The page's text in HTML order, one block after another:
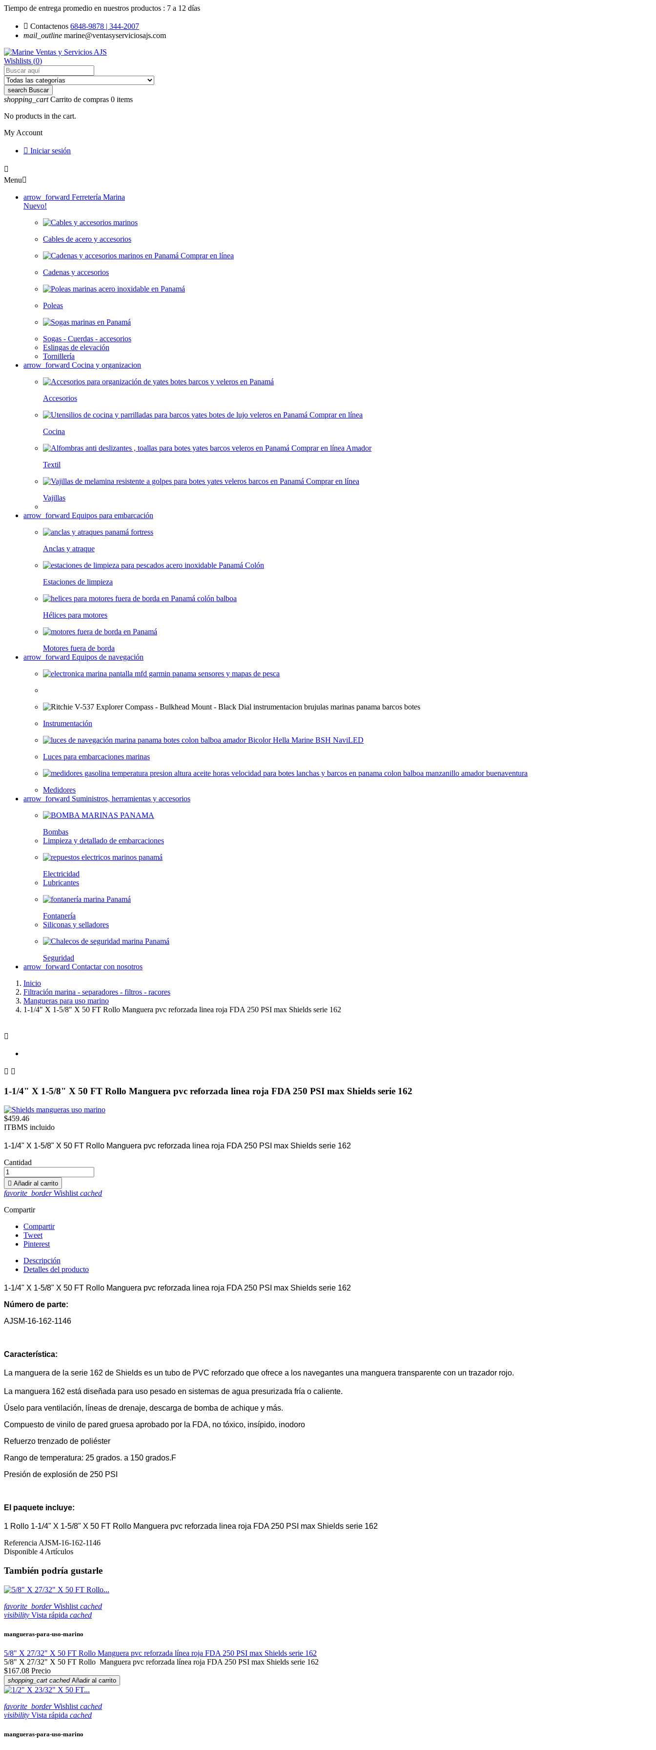
Tiempo de entrega promedio en nuestros productos : 7 a 12 días
 Contactenos 6848-9878 | 344-2007
mail_outline marine@ventasyserviciosajs.com
Wishlists (0)
search Buscar
shopping_cart Carrito de compras 0 items
No products in the cart.
My Account
 Iniciar sesión

Menu
arrow_forward Ferretería Marina
Nuevo!
Cables de acero y accesorios
Cadenas y accesorios
Poleas
Sogas - Cuerdas - accesorios
Eslingas de elevación
Tornillería
arrow_forward Cocina y organizacion
Accesorios
Cocina
Textil
Vajillas
arrow_forward Equipos para embarcación
Anclas y atraque
Estaciones de limpieza
Hélices para motores
Motores fuera de borda
arrow_forward Equipos de navegación
Instrumentación
Luces para embarcaciones marinas
Medidores
arrow_forward Suministros, herramientas y accesorios
Bombas
Limpieza y detallado de embarcaciones
Electricidad
Lubricantes
Fontanería
Siliconas y selladores
Seguridad
arrow_forward Contactar con nosotros
Inicio
Filtración marina - separadores - filtros - racores
Mangueras para uso marino
1-1/4" X 1-5/8" X 50 FT Rollo Manguera pvc reforzada linea roja FDA 250 PSI max Shields serie 162

 
1-1/4" X 1-5/8" X 50 FT Rollo Manguera pvc reforzada linea roja FDA 250 PSI max Shields serie 162
$459.46
ITBMS incluido
1-1/4" X 1-5/8" X 50 FT Rollo Manguera pvc reforzada linea roja FDA 250 PSI max Shields serie 162
Cantidad
 Añadir al carrito
favorite_border Wishlist cached
Compartir
Compartir
Tweet
Pinterest
Descripción
Detalles del producto
1-1/4" X 1-5/8" X 50 FT Rollo Manguera pvc reforzada linea roja FDA 250 PSI max Shields serie 162
Número de parte:
AJSM-16-162-1146
Característica:
La manguera de la serie 162 de Shields es un tubo de PVC reforzado que ofrece a los navegantes una manguera transparente con un trazador rojo.
La manguera 162 está diseñada para uso pesado en sistemas de agua presurizada fría o caliente.
Úselo para ventilación, líneas de drenaje, descarga de bomba de achique y más.
Compuesto de vinilo de pared gruesa aprobado por la FDA, no tóxico, insípido, inodoro
Refuerzo trenzado de poliéster
Rango de temperatura: 25 grados. a 150 grados.F
Presión de explosión de 250 PSI
El paquete incluye:
1 Rollo 1-1/4" X 1-5/8" X 50 FT Rollo Manguera pvc reforzada linea roja FDA 250 PSI max Shields serie 162
ReferenciaAJSM-16-162-1146
Disponible 4 Artículos
También podría gustarle
favorite_border Wishlist cached
visibility Vista rápida cached
mangueras-para-uso-marino
5/8" X 27/32" X 50 FT Rollo Manguera pvc reforzada línea roja FDA 250 PSI max Shields serie 162
5/8" X 27/32" X 50 FT Rollo Manguera pvc reforzada línea roja FDA 250 PSI max Shields serie 162
$167.08 Precio
shopping_cart cached Añadir al carrito
favorite_border Wishlist cached
visibility Vista rápida cached
mangueras-para-uso-marino